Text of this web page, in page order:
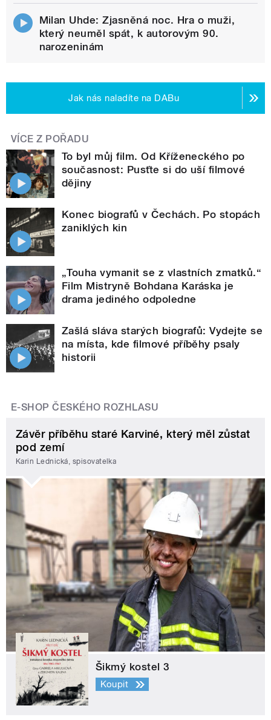
Milan Uhde: Zjasněná noc. Hra o muži,
který neuměl spát, k autorovým 90.
narozeninám
Jak nás naladíte na DABu
VÍCE Z POŘADU
To byl můj film. Od Kříženeckého po
současnost: Pusťte si do uší filmové
dějiny
Konec biografů v Čechách. Po stopách
zaniklých kin
„Touha vymanit se z vlastních zmatků.“
Film Mistryně Bohdana Karáska je
drama jediného odpoledne
Zašlá sláva starých biografů: Vydejte se
na místa, kde filmové příběhy psaly
historii
E-SHOP ČESKÉHO ROZHLASU
Závěr příběhu staré Karviné, který měl zůstat
pod zemí
Karin Lednická, spisovatelka
Šikmý kostel 3
Koupit